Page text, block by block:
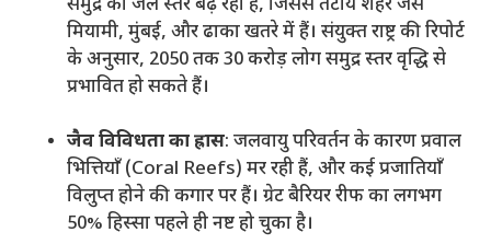
समुद्र का जल स्तर बढ़ रहा है, जिससे तटीय शहर जैसे
मियामी, मुंबई, और ढाका खतरे में हैं। संयुक्त राष्ट्र की रिपोर्ट
के अनुसार, 2050 तक 30 करोड़ लोग समुद्र स्तर वृद्धि से
प्रभावित हो सकते हैं।
जैव विविधता का ह्रास: जलवायु परिवर्तन के कारण प्रवाल
भित्तियाँ (Coral Reefs) मर रही हैं, और कई प्रजातियाँ
विलुप्त होने की कगार पर हैं। ग्रेट बैरियर रीफ का लगभग
50% हिस्सा पहले ही नष्ट हो चुका है।